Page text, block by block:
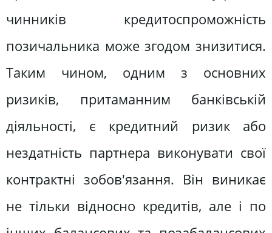
чинників кредитоспроможність
позичальника може згодом знизитися.
Таким чином, одним з основних
ризиків, притаманним банківській
діяльності, є кредитний ризик або
нездатність партнера виконувати свої
контрактні зобов'язання. Він виникає
не тільки відносно кредитів, але і по